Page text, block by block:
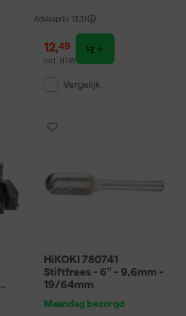
Adviesprijs 13,31
12,49
incl. BTW
Vergelijk
HiKOKI 780741
Stiftfrees - 6" - 9,6mm -
19/64mm
Maandag bezorgd